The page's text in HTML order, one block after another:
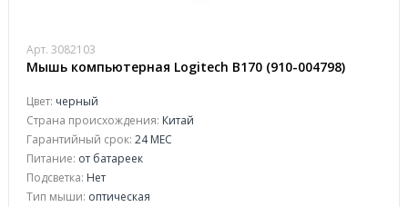
Арт. 3082103
Мышь компьютерная Logitech B170 (910-004798)
Цвет: черный
Страна происхождения: Китай
Гарантийный срок: 24 МЕС
Питание: от батареек
Подсветка: Нет
Тип мыши: оптическая